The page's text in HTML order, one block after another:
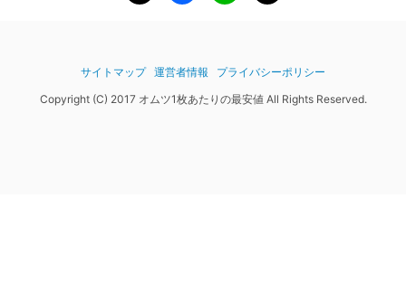
サイトマップ 運営者情報
プライバシーポリシー
Copyright (C) 2017 オムツ1枚あたりの最安値 All Rights Reserved.